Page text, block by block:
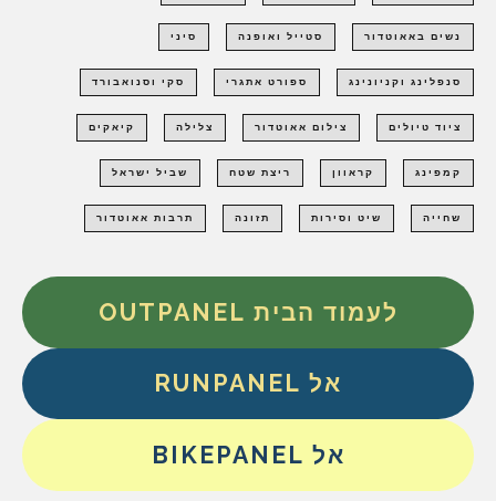
נשים באאוטדור סטייל ואופנה סיני
סנפלינג וקניונינג ספורט אתגרי סקי וסנואבורד
ציוד טיולים צילום אאוטדור צלילה קיאקים
קמפינג קראוון ריצת שטח שביל ישראל
שחייה שיט וסירות תזונה תרבות אאוטדור
לעמוד הבית OUTPANEL
אל RUNPANEL
אל BIKEPANEL